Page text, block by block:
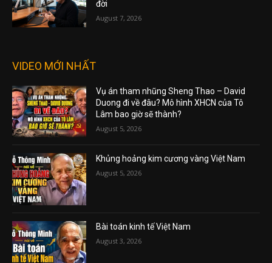
đời
August 7, 2026
VIDEO MỚI NHẤT
Vụ án tham nhũng Sheng Thao – David
Duong đi về đâu? Mô hình XHCN của Tô
Lâm bao giờ sẽ thành?
August 5, 2026
Khủng hoảng kim cương vàng Việt Nam
August 5, 2026
Bài toán kinh tế Việt Nam
August 3, 2026